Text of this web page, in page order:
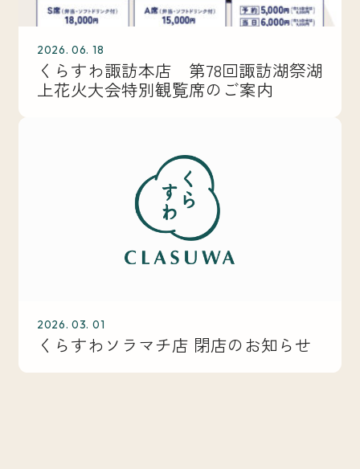
2026. 06. 18
くらすわ諏訪本店 第78回諏訪湖祭湖
上花火大会特別観覧席のご案内
2026. 03. 01
くらすわソラマチ店 閉店のお知らせ